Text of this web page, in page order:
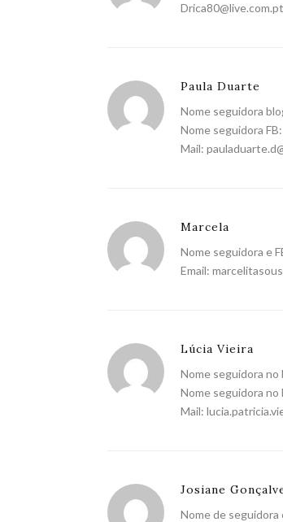
Drica80@live.com.pt
Paula Duarte
Nome seguidora
Nome seguidora
Mail:
Marcela
Nome seguidora e
Email:
Lúcia Vieira
Nome seguidora no
Nome seguidora no
Mail:
Josiane
Nome de seguidora